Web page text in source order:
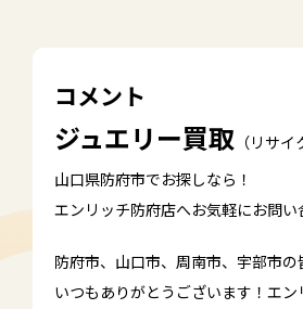
コメント
ジュエリー買取 （リサ
山口県防府市でお探しなら！
エンリッチ防府店へお気軽にお問
防府市、山口市、周南市、宇部市の
いつもありがとうございます！エ